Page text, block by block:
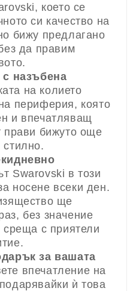
което се
си качество на
бижу предлагано
да правим
с назъбена
на колието
периферия, която
и впечатляващ
прави бижуто още
стилно.
Swarovski в този
носене всеки ден.
ще
без значение
среща с приятели
за вашата
впечатление на
ѝ това